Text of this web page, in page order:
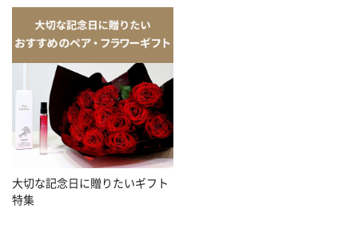
大切な記念日に贈りたいギフト
特集